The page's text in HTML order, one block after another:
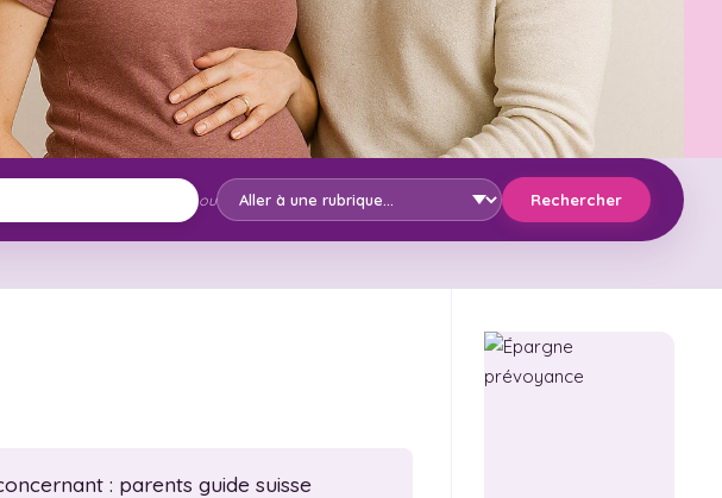
ou Rechercher
: parents guide suisse